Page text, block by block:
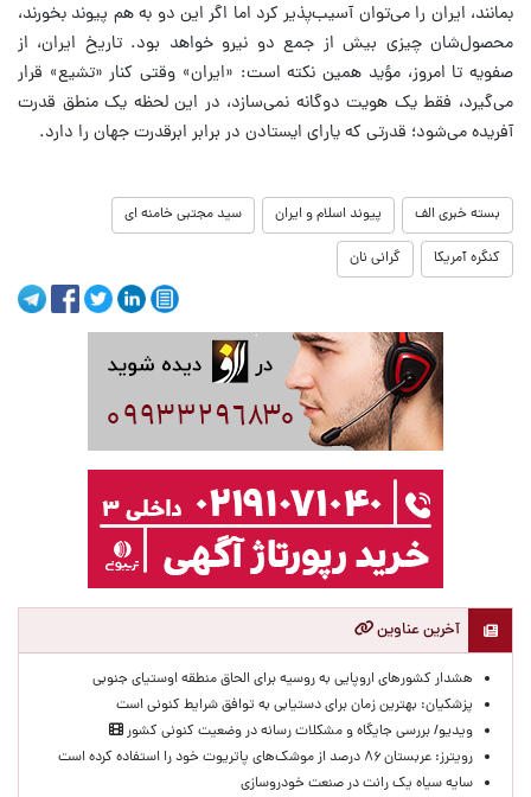
بمانند، ایران را می‌توان آسیب‌پذیر کرد اما اگر این دو به هم پیوند بخورند،
محصول‌شان چیزی بیش از جمع دو نیرو خواهد بود. تاریخ ایران، از
صفویه تا امروز، مؤید همین نکته است: «ایران» وقتی کنار «تشیع» قرار
می‌گیرد، فقط یک هویت دوگانه نمی‌سازد، در این لحظه یک منطق قدرت
آفریده می‌شود؛ قدرتی که یارای ایستادن در برابر ابرقدرت جهان را دارد.
بسته خبری الف پیوند اسلام و ایران سید مجتبی خامنه ای
کنگره آمریکا گرانی نان
آخرین عناوین
هشدار کشورهای اروپایی به روسیه برای الحاق منطقه اوستیای جنوبی
پزشکیان‌: بهترین زمان برای دستیابی به توافق شرایط کنونی است
ویدیو/ بررسی جایگاه و مشکلات رسانه در وضعیت کنونی کشور
رویترز: عربستان ۸۶ درصد از موشک‌های پاتریوت خود را استفاده کرده است
سایه سیاه یک رانت در صنعت خودروسازی